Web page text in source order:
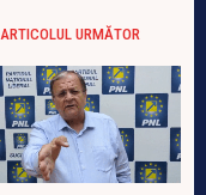
ARTICOLUL URMĂTOR